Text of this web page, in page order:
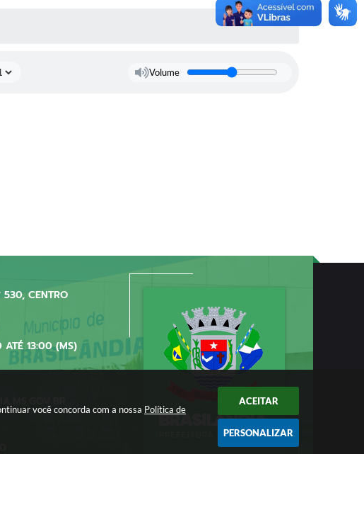
você concorda com a nossa Política de
ACEITAR
PERSONALIZAR
Volume
530, CENTRO
ATÉ 13:00 (MS)